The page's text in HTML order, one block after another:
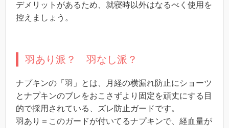
デメリットがあるため、就寝時以外はなるべく使用を
控えましょう。
羽あり派？ 羽なし派？
ナプキンの「羽」とは、月経の横漏れ防止にショーツ
とナプキンのブレをおこさずより固定を頑丈にする目
的で採用されている、ズレ防止ガードです。
羽あり＝このガードが付いてるナプキンで、経血量が